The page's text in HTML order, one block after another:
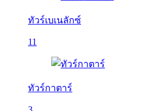
ทัวร์เบเนลักซ์
11
ทัวร์กาตาร์